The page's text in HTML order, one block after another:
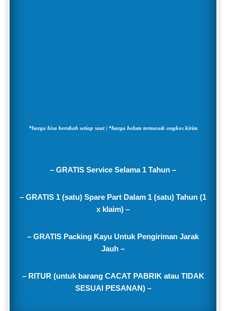
*harga bisa berubah setiap saat | *harga belum termasuk ongkos kirim
– GRATIS Service Selama 1 Tahun –
– GRATIS 1 (satu) Spare Part Dalam 1 (satu) Tahun (1
x klaim) –
– GRATIS Packing Kayu Untuk Pengiriman Jarak
Jauh –
– RITUR (untuk barang CACAT PABRIK atau TIDAK
SESUAI PESANAN) –